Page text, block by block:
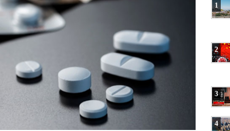
1
2
3
4